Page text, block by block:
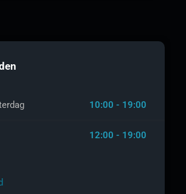
10:00 - 19:00
12:00 - 19:00